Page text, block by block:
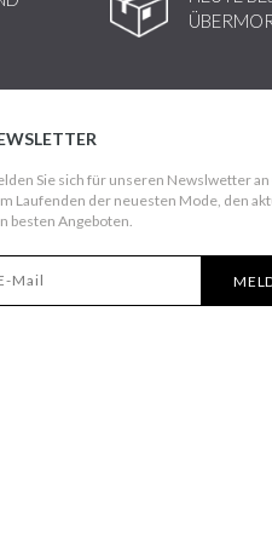
Sie sich für unseren Newslwetter an
Laufenden der neuesten Mode, den
besten Angeboten.